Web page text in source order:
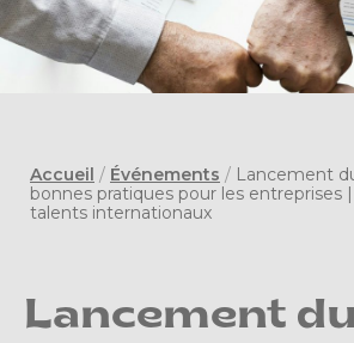
Accueil / Événements / Lancement
bonnes pratiques pour les entreprises
talents internationaux
Lancement